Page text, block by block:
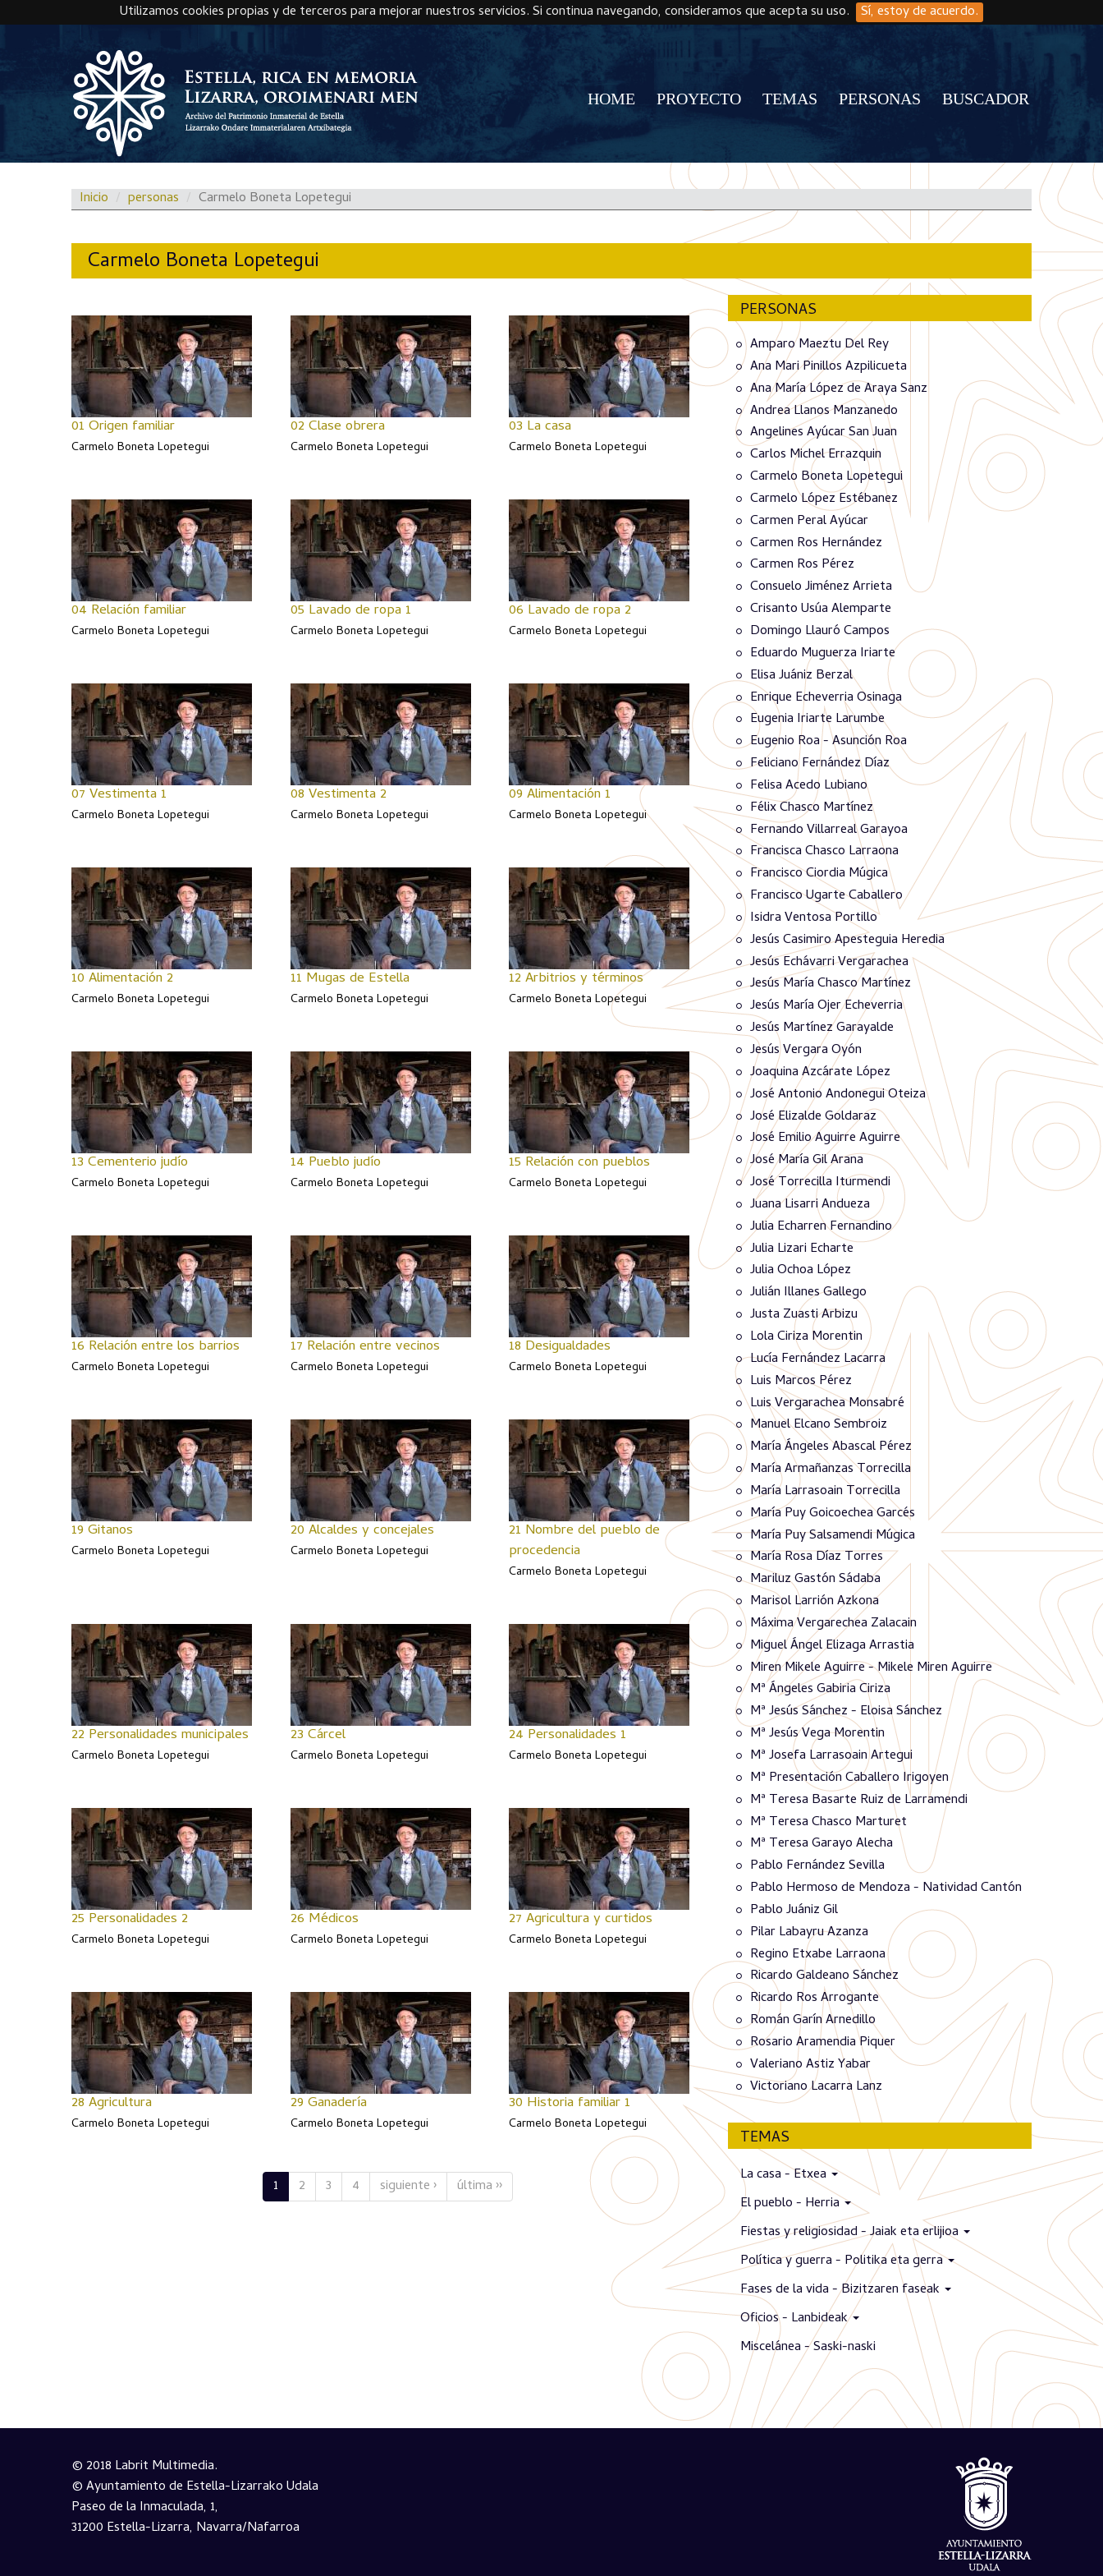
Utilizamos cookies propias y de terceros para mejorar nuestros servicios. Si continua navegando, consideramos que acepta su uso. Sí, estoy de acuerdo.
HOME PROYECTO TEMAS PERSONAS BUSCADOR
Inicio personas Carmelo Boneta Lopetegui
Carmelo Boneta Lopetegui
01 Origen familiar
Carmelo Boneta Lopetegui
02 Clase obrera
Carmelo Boneta Lopetegui
03 La casa
Carmelo Boneta Lopetegui
04 Relación familiar
Carmelo Boneta Lopetegui
05 Lavado de ropa 1
Carmelo Boneta Lopetegui
06 Lavado de ropa 2
Carmelo Boneta Lopetegui
07 Vestimenta 1
Carmelo Boneta Lopetegui
08 Vestimenta 2
Carmelo Boneta Lopetegui
09 Alimentación 1
Carmelo Boneta Lopetegui
10 Alimentación 2
Carmelo Boneta Lopetegui
11 Mugas de Estella
Carmelo Boneta Lopetegui
12 Arbitrios y términos
Carmelo Boneta Lopetegui
13 Cementerio judío
Carmelo Boneta Lopetegui
14 Pueblo judío
Carmelo Boneta Lopetegui
15 Relación con pueblos
Carmelo Boneta Lopetegui
16 Relación entre los barrios
Carmelo Boneta Lopetegui
17 Relación entre vecinos
Carmelo Boneta Lopetegui
18 Desigualdades
Carmelo Boneta Lopetegui
19 Gitanos
Carmelo Boneta Lopetegui
20 Alcaldes y concejales
Carmelo Boneta Lopetegui
21 Nombre del pueblo de
procedencia
Carmelo Boneta Lopetegui
22 Personalidades municipales
Carmelo Boneta Lopetegui
23 Cárcel
Carmelo Boneta Lopetegui
24 Personalidades 1
Carmelo Boneta Lopetegui
25 Personalidades 2
Carmelo Boneta Lopetegui
26 Médicos
Carmelo Boneta Lopetegui
27 Agricultura y curtidos
Carmelo Boneta Lopetegui
28 Agricultura
Carmelo Boneta Lopetegui
29 Ganadería
Carmelo Boneta Lopetegui
30 Historia familiar 1
Carmelo Boneta Lopetegui
1 2 3 4 siguiente › última ››
PERSONAS
Amparo Maeztu Del Rey
Ana Mari Pinillos Azpilicueta
Ana María López de Araya Sanz
Andrea Llanos Manzanedo
Angelines Ayúcar San Juan
Carlos Michel Errazquin
Carmelo Boneta Lopetegui
Carmelo López Estébanez
Carmen Peral Ayúcar
Carmen Ros Hernández
Carmen Ros Pérez
Consuelo Jiménez Arrieta
Crisanto Usúa Alemparte
Domingo Llauró Campos
Eduardo Muguerza Iriarte
Elisa Juániz Berzal
Enrique Echeverria Osinaga
Eugenia Iriarte Larumbe
Eugenio Roa - Asunción Roa
Feliciano Fernández Díaz
Felisa Acedo Lubiano
Félix Chasco Martínez
Fernando Villarreal Garayoa
Francisca Chasco Larraona
Francisco Ciordia Múgica
Francisco Ugarte Caballero
Isidra Ventosa Portillo
Jesús Casimiro Apesteguia Heredia
Jesús Echávarri Vergarachea
Jesús María Chasco Martínez
Jesús María Ojer Echeverria
Jesús Martínez Garayalde
Jesús Vergara Oyón
Joaquina Azcárate López
José Antonio Andonegui Oteiza
José Elizalde Goldaraz
José Emilio Aguirre Aguirre
José María Gil Arana
José Torrecilla Iturmendi
Juana Lisarri Andueza
Julia Echarren Fernandino
Julia Lizari Echarte
Julia Ochoa López
Julián Illanes Gallego
Justa Zuasti Arbizu
Lola Ciriza Morentin
Lucía Fernández Lacarra
Luis Marcos Pérez
Luis Vergarachea Monsabré
Manuel Elcano Sembroiz
María Ángeles Abascal Pérez
María Armañanzas Torrecilla
María Larrasoain Torrecilla
María Puy Goicoechea Garcés
María Puy Salsamendi Múgica
María Rosa Díaz Torres
Mariluz Gastón Sádaba
Marisol Larrión Azkona
Máxima Vergarechea Zalacain
Miguel Ángel Elizaga Arrastia
Miren Mikele Aguirre - Mikele Miren Aguirre
Mª Ángeles Gabiria Ciriza
Mª Jesús Sánchez - Eloisa Sánchez
Mª Jesús Vega Morentin
Mª Josefa Larrasoain Artegui
Mª Presentación Caballero Irigoyen
Mª Teresa Basarte Ruiz de Larramendi
Mª Teresa Chasco Marturet
Mª Teresa Garayo Alecha
Pablo Fernández Sevilla
Pablo Hermoso de Mendoza - Natividad Cantón
Pablo Juániz Gil
Pilar Labayru Azanza
Regino Etxabe Larraona
Ricardo Galdeano Sánchez
Ricardo Ros Arrogante
Román Garín Arnedillo
Rosario Aramendia Piquer
Valeriano Astiz Yabar
Victoriano Lacarra Lanz
TEMAS
La casa - Etxea
El pueblo - Herria
Fiestas y religiosidad - Jaiak eta erlijioa
Política y guerra - Politika eta gerra
Fases de la vida - Bizitzaren faseak
Oficios - Lanbideak
Miscelánea - Saski-naski
© 2018 Labrit Multimedia.
© Ayuntamiento de Estella-Lizarrako Udala
Paseo de la Inmaculada, 1,
31200 Estella-Lizarra, Navarra/Nafarroa